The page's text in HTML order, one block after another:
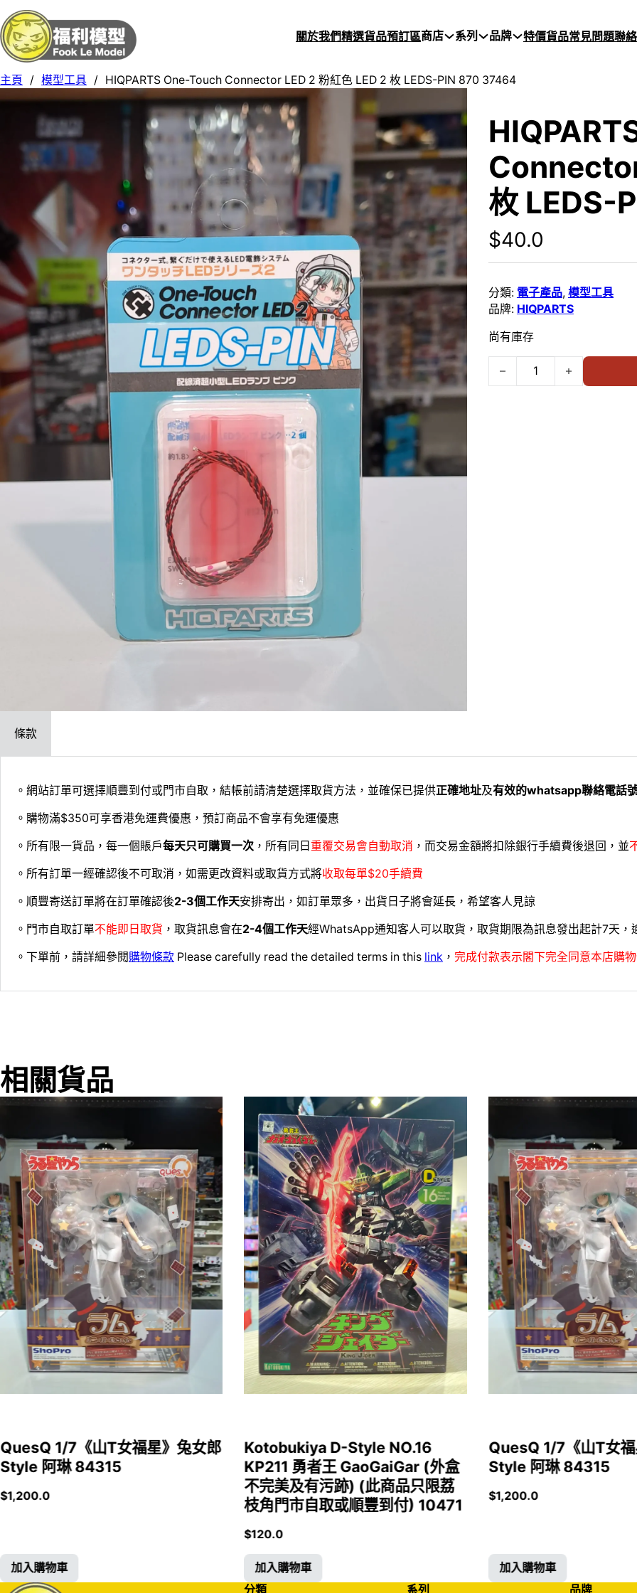
關於我們精選貨品預訂區商店 系列 品牌 特價貨品常見問題聯
主頁 / 模型工具 / HIQPARTS One-Touch Connector LED 2 粉紅色 LED 2 枚 LEDS-PIN 870 37464
枚 LEDS-
$40.0
分類: 電子產品, 模型工具
品牌: HIQPARTS
尚有庫存
HIQPARTS One-Touch
條款
。網站訂單可選擇順豐到付或門市自取，結帳前請清楚選擇取貨方法，並確保已提供正確地址及有效的whatsapp聯絡電話
。購物滿$350可享香港免運費優惠，預訂商品不會享有免運優惠
。所有限一貨品，每一個賬戶每天只可購買一次 ，所有同日 重覆交易會自動取消 ，而交易金額將扣除銀行手續費後退回，並
。所有訂單一經確認後不可取消，如需更改資料或取貨方式將收取每單$20手續費
。順豐寄送訂單將在訂單確認後2-3個工作天安排寄出，如訂單眾多，出貨日子將會延長，希望客人見諒
。門市自取訂單不能即日取貨 ，取貨訊息會在2-4個工作天經WhatsApp通知客人可以取貨，取貨期限為訊息發出起計7天，
。下單前，請詳細參閱購物條款 Please carefully read the detailed terms in this link ， 完成付款表示閣下完全同意本店購
相關貨品
QuesQ 1/7《山T女福星》兔女郎
Style 阿琳 84315
$1,200.0
加入購物車
Kotobukiya D-Style NO.16
KP211 勇者王 GaoGaiGar (外盒
不完美及有污跡) (此商品只限荔
枝角門市自取或順豐到付) 10471
$120.0
加入購物車
QuesQ 1/7《山T女
Style 阿琳 84315
$1,200.0
加入購物車
分類
系列 品牌